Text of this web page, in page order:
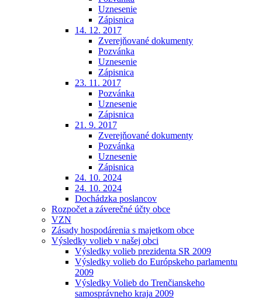
Uznesenie
Zápisnica
14. 12. 2017
Zverejňované dokumenty
Pozvánka
Uznesenie
Zápisnica
23. 11. 2017
Pozvánka
Uznesenie
Zápisnica
21. 9. 2017
Zverejňované dokumenty
Pozvánka
Uznesenie
Zápisnica
24. 10. 2024
24. 10. 2024
Dochádzka poslancov
Rozpočet a záverečné účty obce
VZN
Zásady hospodárenia s majetkom obce
Výsledky volieb v našej obci
Výsledky volieb prezidenta SR 2009
Výsledky volieb do Európskeho parlamentu
2009
Výsledky Volieb do Trenčianskeho
samosprávneho kraja 2009